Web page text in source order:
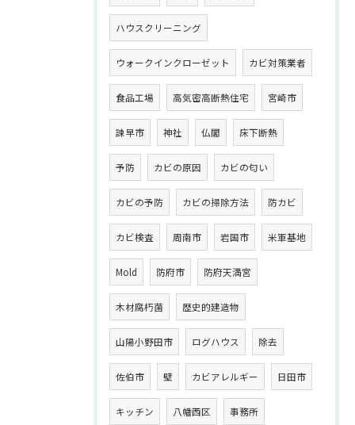
ハウスクリーニング
ウォークインクローゼット カビ対策業者
食品工場 高気密高断熱住宅 宮崎市
諫早市 神社 仏閣 床下断熱
予防 カビの原因 カビの匂い
カビの予防 カビの掃除方法 防カビ
カビ検査 周南市 岩国市 米軍基地
Mold 防府市 防府天満宮
木材腐朽菌 歴史的建造物
山陽小野田市 ログハウス 除去
佐伯市 壁 カビアレルギー 日田市
キッチン 八幡西区 事務所